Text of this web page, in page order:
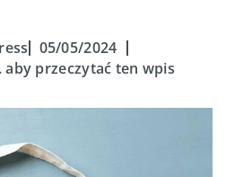
05/05/2024
przeczytać ten wpis